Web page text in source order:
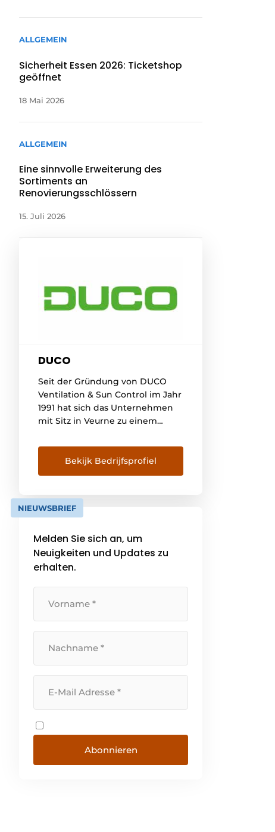
ALLGEMEIN
Sicherheit Essen 2026: Ticketshop
geöffnet
18 Mai 2026
ALLGEMEIN
Eine sinnvolle Erweiterung des
Sortiments an
Renovierungsschlössern
15. Juli 2026
DUCO
Seit der Gründung von DUCO
Ventilation & Sun Control im Jahr
1991 hat sich das Unternehmen
mit Sitz in Veurne zu einem
europäischen Markt für
natürliche Lüftungs- und
Sonnenschutzsysteme
Bewohner ein gesundes,
komfortables und
bieten. Eine kontinuierliche
Investition in alle verfügbaren
Ressourcen bildet seit vielen
Bekijk Bedrijfsprofiel
NIEUWSBRIEF
Melden Sie sich an, um
Neuigkeiten und Updates zu
erhalten.
Abonnieren